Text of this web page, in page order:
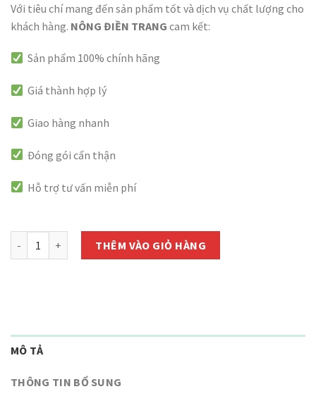
Với tiêu chí mang đến sản phẩm tốt và dịch vụ chất lượng cho
khách hàng. NÔNG ĐIỀN TRANG cam kết:
Sản phẩm 100% chính hãng
Giá thành hợp lý
Giao hàng nhanh
Đóng gói cẩn thận
Hỗ trợ tư vấn miễn phí
Hạt Giống Lá Giang Rạng Đông - Gói 5 Hạt số lượng
THÊM VÀO GIỎ HÀNG
MÔ TẢ
THÔNG TIN BỔ SUNG